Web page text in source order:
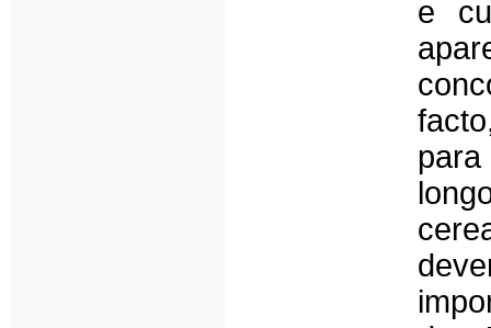
e